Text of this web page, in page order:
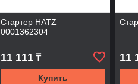
Стартер HATZ
0001362304
11 111₸
Купить
11